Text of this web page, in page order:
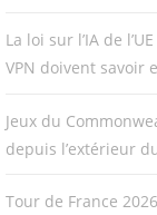
La loi sur l’IA de
VPN doivent savoir
Jeux du
depuis l’extérieur
Tour de France